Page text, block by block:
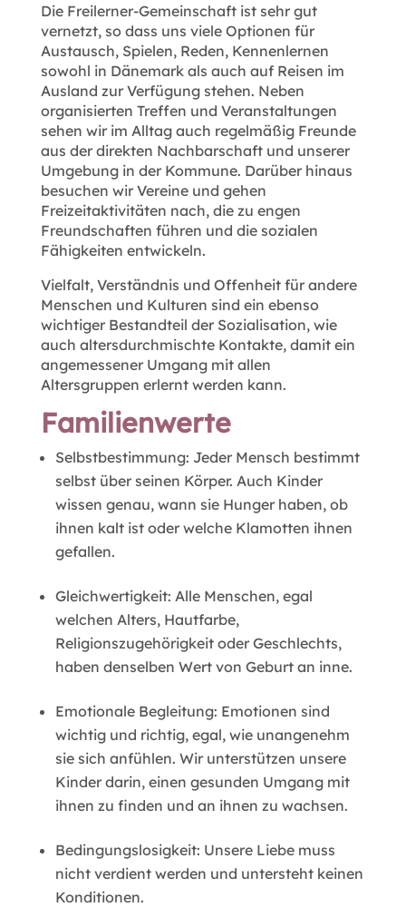
Die Freilerner-Gemeinschaft ist sehr gut
vernetzt, so dass uns viele Optionen für
Austausch, Spielen, Reden, Kennenlernen
sowohl in Dänemark als auch auf Reisen im
Ausland zur Verfügung stehen. Neben
organisierten Treffen und Veranstaltungen
sehen wir im Alltag auch regelmäßig Freunde
aus der direkten Nachbarschaft und unserer
Umgebung in der Kommune. Darüber hinaus
besuchen wir Vereine und gehen
Freizeitaktivitäten nach, die zu engen
Freundschaften führen und die sozialen
Fähigkeiten entwickeln.
Vielfalt, Verständnis und Offenheit für andere
Menschen und Kulturen sind ein ebenso
wichtiger Bestandteil der Sozialisation, wie
auch altersdurchmischte Kontakte, damit ein
angemessener Umgang mit allen
Altersgruppen erlernt werden kann.
Familienwerte
Selbstbestimmung: Jeder Mensch bestimmt
selbst über seinen Körper. Auch Kinder
wissen genau, wann sie Hunger haben, ob
ihnen kalt ist oder welche Klamotten ihnen
gefallen.
Gleichwertigkeit: Alle Menschen, egal
welchen Alters, Hautfarbe,
Religionszugehörigkeit oder Geschlechts,
haben denselben Wert von Geburt an inne.
Emotionale Begleitung: Emotionen sind
wichtig und richtig, egal, wie unangenehm
sie sich anfühlen. Wir unterstützen unsere
Kinder darin, einen gesunden Umgang mit
ihnen zu finden und an ihnen zu wachsen.
Bedingungslosigkeit: Unsere Liebe muss
nicht verdient werden und untersteht keinen
Konditionen.